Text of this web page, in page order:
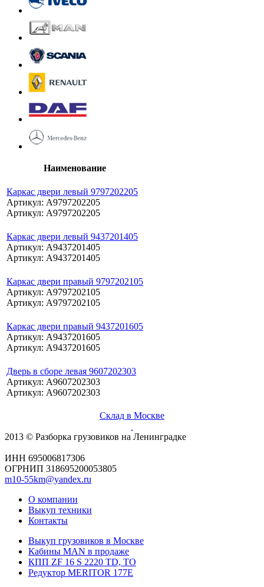
Наименование
Каркас двери левый 9797202205
Артикул: A9797202205
Артикул: A9797202205
Каркас двери левый 9437201405
Артикул: A9437201405
Артикул: A9437201405
Каркас двери правый 9797202105
Артикул: A9797202105
Артикул: A9797202105
Каркас двери правый 9437201605
Артикул: A9437201605
Артикул: A9437201605
Дверь в сборе левая 9607202303
Артикул: A9607202303
Артикул: A9607202303
Склад в Москве
2013 © Разборка грузовиков на Ленинградке
ИНН 695006817306
ОГРНИП 318695200053805
m10-55km@yandex.ru
О компании
Выкуп техники
Контакты
Выкуп грузовиков в Москве
Кабины MAN в продаже
КПП ZF 16 S 2220 TD, TO
Редуктор MERITOR 177Е